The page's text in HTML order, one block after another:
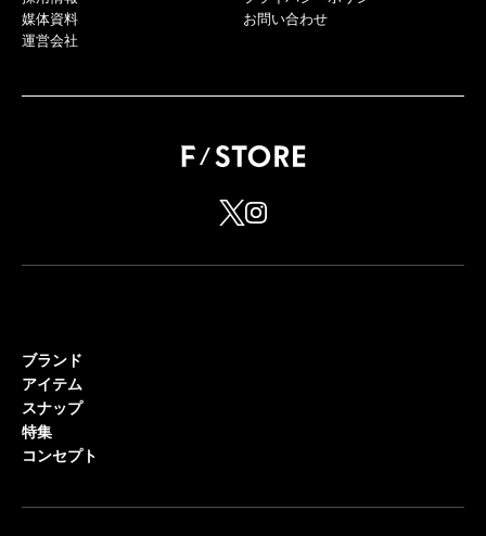
媒体資料
運営会社
お問い合わせ
ブランド
アイテム
スナップ
特集
コンセプト